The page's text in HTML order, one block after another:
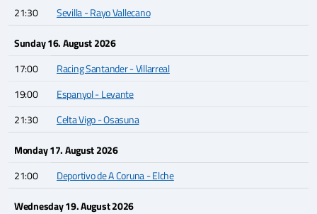
21:30
Sevilla - Rayo Vallecano
Sunday 16. August 2026
17:00
Racing Santander - Villarreal
19:00
Espanyol - Levante
21:30
Celta Vigo - Osasuna
Monday 17. August 2026
21:00
Deportivo de A Coruna - Elche
Wednesday 19. August 2026